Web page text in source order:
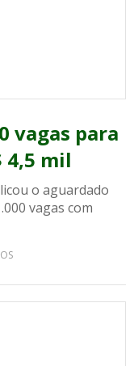
vagas para
4,5 mil
o aguardado
vagas com